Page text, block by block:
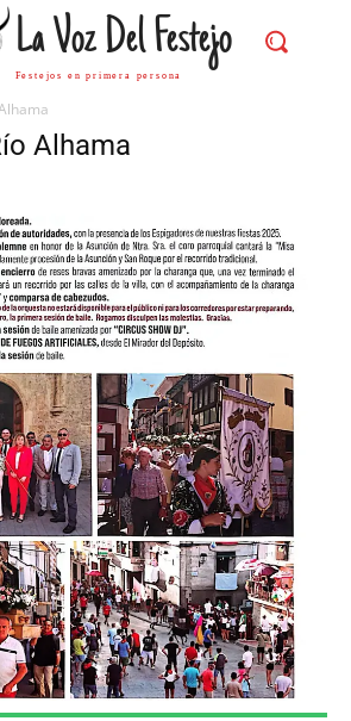
La Voz Del Festejo
Festejos en primera persona
Alhama